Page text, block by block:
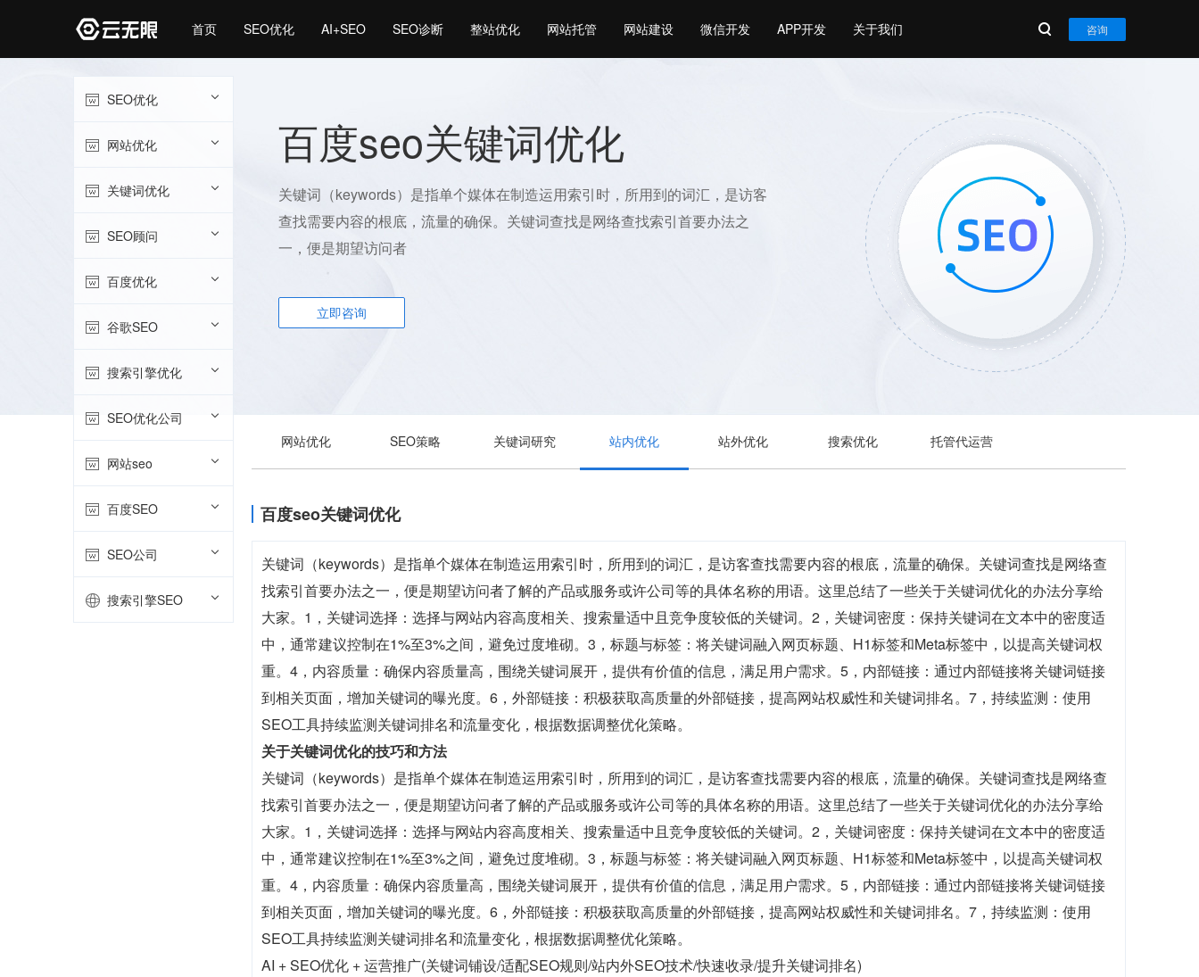
首页 SEO优化 AI+SEO SEO诊断 整站优化 网站托管 网站建设 微信开发 APP开发 关于我们 咨询
百度seo关键词优化
关键词（keywords）是指单个媒体在制造运用索引时，所用到的词汇，是访客
查找需要内容的根底，流量的确保。关键词查找是网络查找索引首要办法之
一，便是期望访问者
立即咨询
SEO优化
网站优化
关键词优化
SEO顾问
百度优化
谷歌SEO
搜索引擎优化
SEO优化公司
网站seo
百度SEO
SEO公司
搜索引擎SEO
网站优化 SEO策略 关键词研究 站内优化 站外优化 搜索优化 托管代运营
百度seo关键词优化
关键词（keywords）是指单个媒体在制造运用索引时，所用到的词汇，是访客查找需要内容的根底，流量的确保。关键词查找是网络查
找索引首要办法之一，便是期望访问者了解的产品或服务或许公司等的具体名称的用语。这里总结了一些关于关键词优化的办法分享给
大家。1，关键词选择：选择与网站内容高度相关、搜索量适中且竞争度较低的关键词。2，关键词密度：保持关键词在文本中的密度适
中，通常建议控制在1%至3%之间，避免过度堆砌。3，标题与标签：将关键词融入网页标题、H1标签和Meta标签中，以提高关键词权
重。4，内容质量：确保内容质量高，围绕关键词展开，提供有价值的信息，满足用户需求。5，内部链接：通过内部链接将关键词链接
到相关页面，增加关键词的曝光度。6，外部链接：积极获取高质量的外部链接，提高网站权威性和关键词排名。7，持续监测：使用
SEO工具持续监测关键词排名和流量变化，根据数据调整优化策略。
关于关键词优化的技巧和方法
关键词（keywords）是指单个媒体在制造运用索引时，所用到的词汇，是访客查找需要内容的根底，流量的确保。关键词查找是网络查
找索引首要办法之一，便是期望访问者了解的产品或服务或许公司等的具体名称的用语。这里总结了一些关于关键词优化的办法分享给
大家。1，关键词选择：选择与网站内容高度相关、搜索量适中且竞争度较低的关键词。2，关键词密度：保持关键词在文本中的密度适
中，通常建议控制在1%至3%之间，避免过度堆砌。3，标题与标签：将关键词融入网页标题、H1标签和Meta标签中，以提高关键词权
重。4，内容质量：确保内容质量高，围绕关键词展开，提供有价值的信息，满足用户需求。5，内部链接：通过内部链接将关键词链接
到相关页面，增加关键词的曝光度。6，外部链接：积极获取高质量的外部链接，提高网站权威性和关键词排名。7，持续监测：使用
SEO工具持续监测关键词排名和流量变化，根据数据调整优化策略。
AI + SEO优化 + 运营推广(关键词铺设/适配SEO规则/站内外SEO技术/快速收录/提升关键词排名)